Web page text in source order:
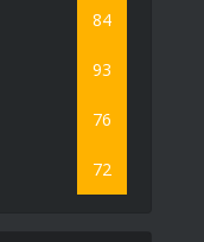
84
93
76
72